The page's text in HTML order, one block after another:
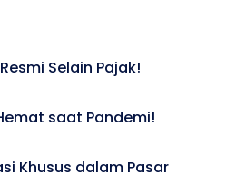
Selain Pajak!
saat Pandemi!
Khusus dalam Pasar